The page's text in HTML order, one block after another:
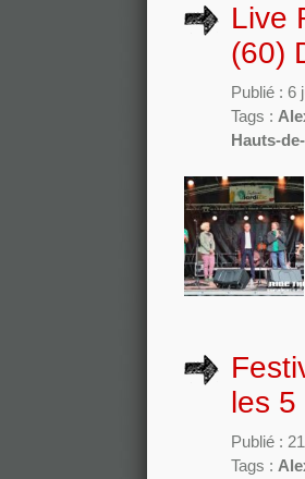
Live
(60)
Publié : 6
Tags :
Hauts-
les 5
Publié :
Tags :